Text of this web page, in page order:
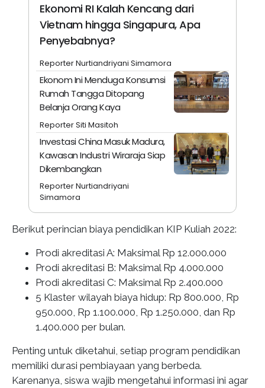
Ekonomi RI Kalah Kencang dari
Vietnam hingga Singapura, Apa
Penyebabnya?
Reporter Nurtiandriyani Simamora
Ekonom Ini Menduga Konsumsi
Rumah Tangga Ditopang
Belanja Orang Kaya
Reporter Siti Masitoh
Investasi China Masuk Madura,
Kawasan Industri Wiraraja Siap
Dikembangkan
Reporter Nurtiandriyani
Simamora
Berikut perincian biaya pendidikan KIP Kuliah 2022:
Prodi akreditasi A: Maksimal Rp 12.000.000
Prodi akreditasi B: Maksimal Rp 4.000.000
Prodi akreditasi C: Maksimal Rp 2.400.000
5 Klaster wilayah biaya hidup: Rp 800.000, Rp
950.000, Rp 1.100.000, Rp 1.250.000, dan Rp
1.400.000 per bulan.
Penting untuk diketahui, setiap program pendidikan
memiliki durasi pembiayaan yang berbeda.
Karenanya, siswa wajib mengetahui informasi ini agar